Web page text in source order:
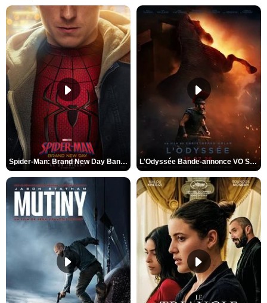
Spider-Man: Brand New Day Bande-annonce VO STFR L'Odyssée Bande-annonce VO STFR